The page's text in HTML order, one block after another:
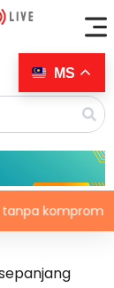
– PM
MS